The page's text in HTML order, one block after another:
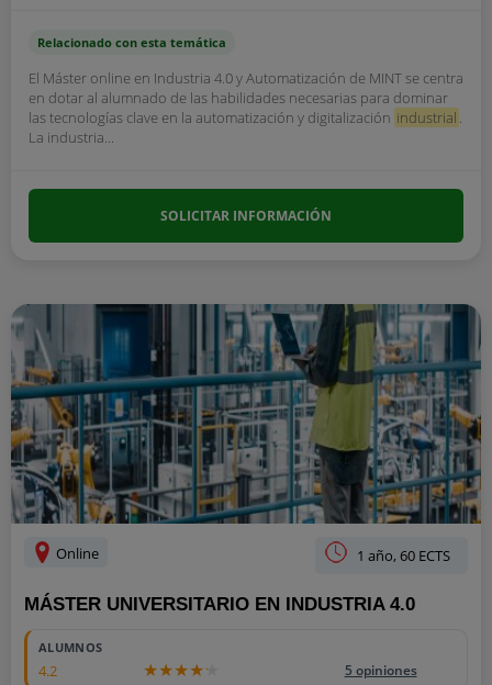
Relacionado con esta temática
El Máster online en Industria 4.0 y Automatización de MINT se centra
en dotar al alumnado de las habilidades necesarias para dominar
las tecnologías clave en la automatización y digitalización industrial .
La industria...
SOLICITAR INFORMACIÓN
Online 1 año, 60 ECTS
MÁSTER UNIVERSITARIO EN INDUSTRIA 4.0
ALUMNOS
4.2 5 opiniones